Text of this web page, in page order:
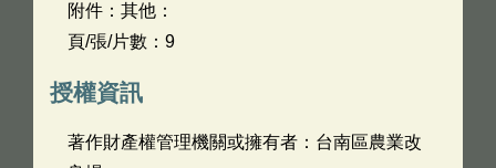
附件：其他：
頁/張/片數：9
授權資訊
著作財產權管理機關或擁有者：台南區農業改